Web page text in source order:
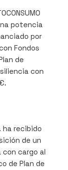
potencia
por
Fondos
de
con
ha recibido
de un
con cargo al
de Plan de